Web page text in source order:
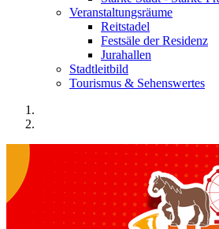
Veranstaltungsräume
Reitstadel
Festsäle der Residenz
Jurahallen
Stadtleitbild
Tourismus & Sehenswertes